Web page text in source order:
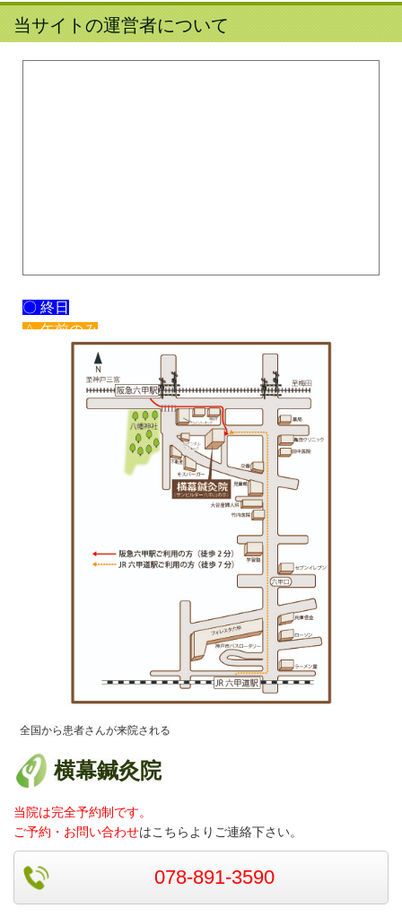
当サイトの運営者について
〇 終日
△ 午前のみ
全国から患者さんが来院される
横幕鍼灸院
当院は完全予約制です。
ご予約・お問い合わせはこちらよりご連絡下さい。
078-891-3590